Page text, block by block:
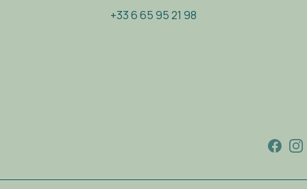
+33 6 65 95 21 98